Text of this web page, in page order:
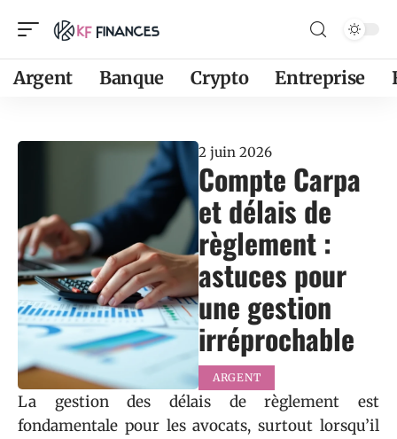
Argent Banque Crypto Entreprise
2 juin 2026
Compte Carpa
et délais de
règlement :
astuces pour
une gestion
irréprochable
ARGENT
La gestion des délais de règlement est
fondamentale pour les avocats, surtout lorsqu’il